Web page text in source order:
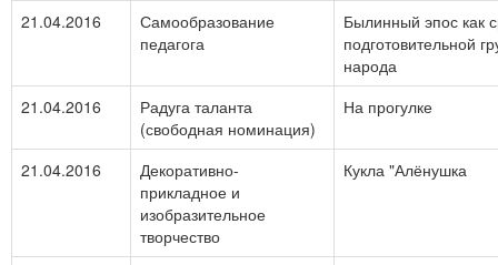
21.04.2016
Самообразование
педагога
Былинный эпос как
подготовительной
народа
21.04.2016
Радуга таланта
(свободная номинация)
На прогулке
21.04.2016
Декоративно-
прикладное и
изобразительное
творчество
Кукла "Алёнушка